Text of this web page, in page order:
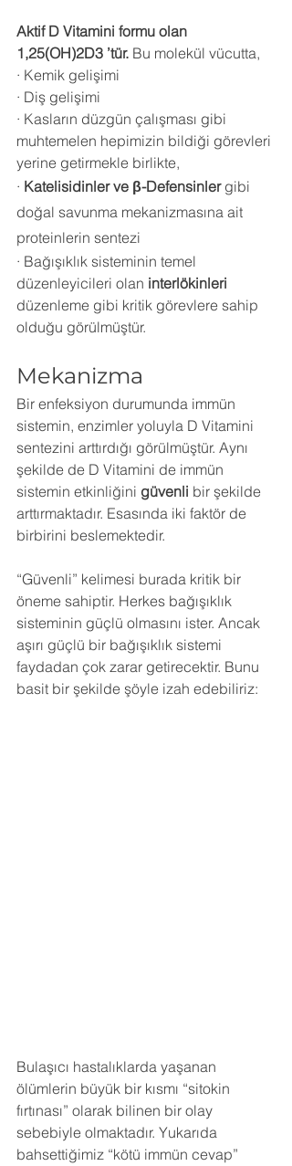
Aktif D Vitamini formu olan
1,25(OH)2D3 ’tür. Bu molekül vücutta,
· Kemik gelişimi
· Diş gelişimi
· Kasların düzgün çalışması gibi
muhtemelen hepimizin bildiği görevleri
yerine getirmekle birlikte,
· Katelisidinler ve β-Defensinler gibi
doğal savunma mekanizmasına ait
proteinlerin sentezi
· Bağışıklık sisteminin temel
düzenleyicileri olan interlökinleri
düzenleme gibi kritik görevlere sahip
olduğu görülmüştür.
Mekanizma
Bir enfeksiyon durumunda immün
sistemin, enzimler yoluyla D Vitamini
sentezini arttırdığı görülmüştür. Aynı
şekilde de D Vitamini de immün
sistemin etkinliğini güvenli bir şekilde
arttırmaktadır. Esasında iki faktör de
birbirini beslemektedir.
“Güvenli” kelimesi burada kritik bir
öneme sahiptir. Herkes bağışıklık
sisteminin güçlü olmasını ister. Ancak
aşırı güçlü bir bağışıklık sistemi
faydadan çok zarar getirecektir. Bunu
basit bir şekilde şöyle izah edebiliriz:
Bulaşıcı hastalıklarda yaşanan
ölümlerin büyük bir kısmı “sitokin
fırtınası” olarak bilinen bir olay
sebebiyle olmaktadır. Yukarıda
bahsettiğimiz “kötü immün cevap”